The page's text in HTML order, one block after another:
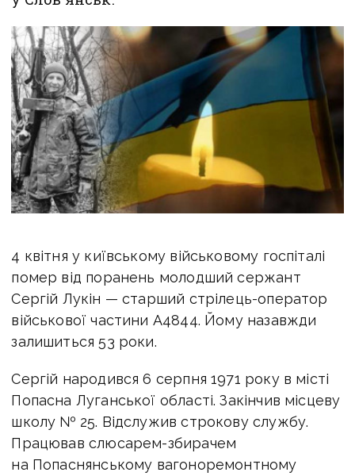
4 квітня у київському військовому госпіталі
помер від поранень молодший сержант
Сергій Лукін — старший стрілець-оператор
військової частини А4844. Йому назавжди
залишиться 53 роки.
Сергій народився 6 серпня 1971 року в місті
Попасна Луганської області. Закінчив місцеву
школу № 25. Відслужив строкову службу.
Працював слюсарем-збирачем
на Попаснянському вагоноремонтному